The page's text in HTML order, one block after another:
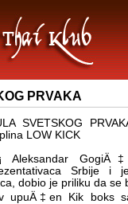
PRVAKA
SVETSKOG
LOW KICK
Aleksandar
Srbije i
dobio je priliku da se
upuÄ‡en Kik boks